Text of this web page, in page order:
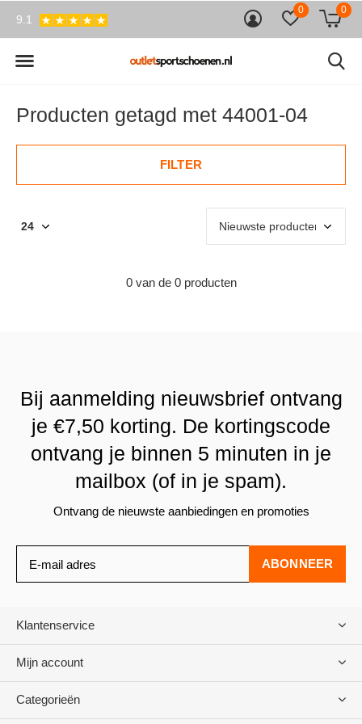
0 0
9.1
Producten getagd met 44001-04
FILTER
0 van de 0 producten
Bij aanmelding nieuwsbrief ontvang
je €7,50 korting. De kortingscode
ontvang je binnen 5 minuten in je
mailbox (of in je spam).
Ontvang de nieuwste aanbiedingen en promoties
ABONNEER
Klantenservice
Mijn account
Categorieën